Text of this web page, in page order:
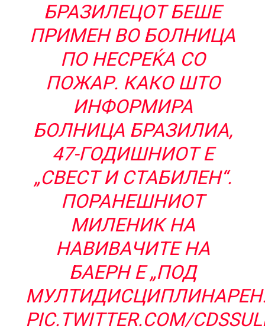
БРАЗИЛЕЦОТ БЕШЕ
ПРИМЕН ВО БОЛНИЦА
ПО НЕСРЕЌА СО
ПОЖАР. КАКО ШТО
ИНФОРМИРА
БОЛНИЦА БРАЗИЛИА,
47-ГОДИШНИОТ Е
„СВЕСТ И СТАБИЛЕН“.
ПОРАНЕШНИОТ
МИЛЕНИК НА
НАВИВАЧИТЕ НА
БАЕРН Е „ПОД
PIC.TWITTER.COM/